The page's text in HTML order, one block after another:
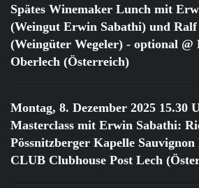
Spätes Winemaker Lunch mit
(Weingut Erwin Sabathi) und Ralf
(Weingüter Wegeler) - optional @
Oberlech (Österreich)
Montag, 8. Dezember 2025 15.30
Masterclass mit Erwin Sabathi:
Pössnitzberger Kapelle
CLUB Clubhouse Post Lech